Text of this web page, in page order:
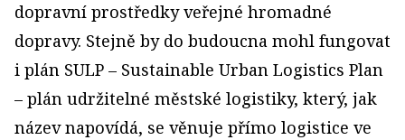
dopravní prostředky veřejné hromadné
dopravy. Stejně by do budoucna mohl fungovat
i plán SULP – Sustainable Urban Logistics Plan
– plán udržitelné městské logistiky, který, jak
název napovídá, se věnuje přímo logistice ve